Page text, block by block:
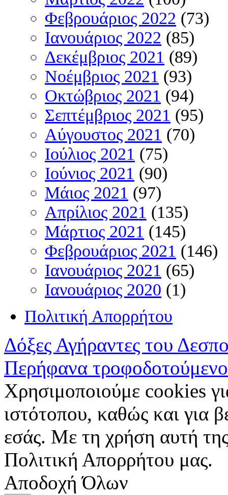
Φεβρουάριος 2022 (73)
Ιανουάριος 2022 (85)
Δεκέμβριος 2021 (89)
Νοέμβριος 2021 (93)
Οκτώβριος 2021 (94)
Σεπτέμβριος 2021 (95)
Αύγουστος 2021 (70)
Ιούλιος 2021 (75)
Ιούνιος 2021 (90)
Μάιος 2021 (97)
Απρίλιος 2021 (135)
Μάρτιος 2021 (145)
Φεβρουάριος 2021 (146)
Ιανουάριος 2021 (65)
Ιανουάριος 2020 (1)
Πολιτική Απορρήτου
Δόξες Αγήραντες του
Περήφανα
Χρησιμοποιούμε cookies
ιστότοπου, καθώς και για
εσάς. Με τη χρήση αυτή
Πολιτική Απορρήτου μας.
Αποδοχή Όλων